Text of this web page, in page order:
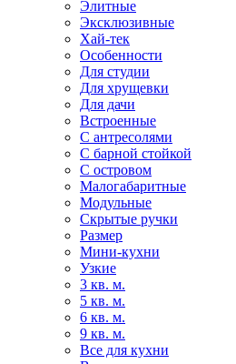
Элитные
Эксклюзивные
Хай-тек
Особенности
Для студии
Для хрущевки
Для дачи
Встроенные
С антресолями
С барной стойкой
С островом
Малогабаритные
Модульные
Скрытые ручки
Размер
Мини-кухни
Узкие
3 кв. м.
5 кв. м.
6 кв. м.
9 кв. м.
Все для кухни